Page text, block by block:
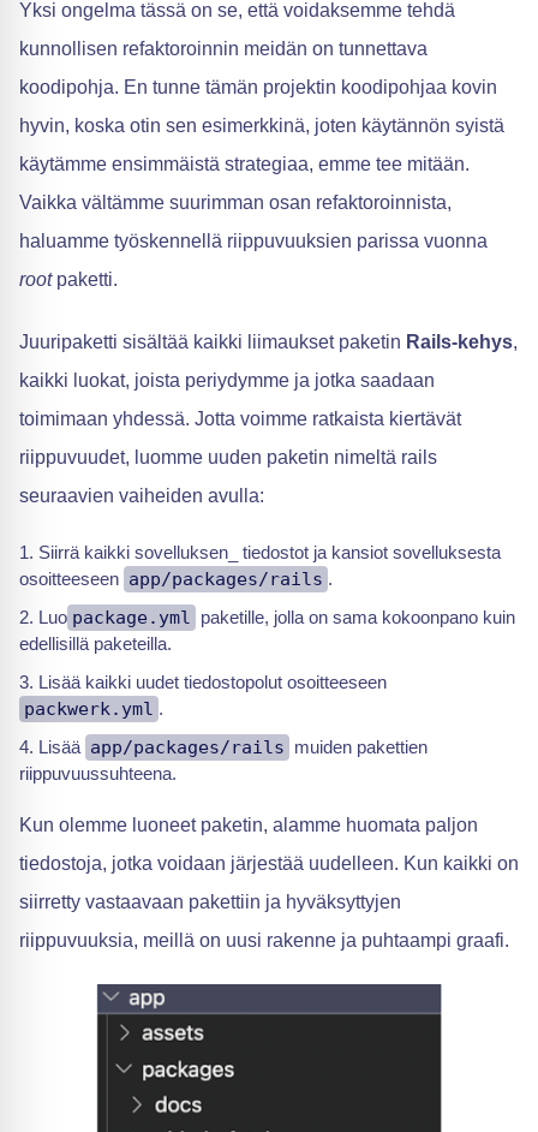
Yksi ongelma tässä on se, että voidaksemme tehdä
kunnollisen refaktoroinnin meidän on tunnettava
koodipohja. En tunne tämän projektin koodipohjaa kovin
hyvin, koska otin sen esimerkkinä, joten käytännön syistä
käytämme ensimmäistä strategiaa, emme tee mitään.
Vaikka vältämme suurimman osan refaktoroinnista,
haluamme työskennellä riippuvuuksien parissa vuonna
rootpaketti.
Juuripaketti sisältää kaikki liimaukset paketin Rails-kehys,
kaikki luokat, joista periydymme ja jotka saadaan
toimimaan yhdessä. Jotta voimme ratkaista kiertävät
riippuvuudet, luomme uuden paketin nimeltä rails
seuraavien vaiheiden avulla:
Siirrä kaikki sovelluksen_ tiedostot ja kansiot sovelluksesta
osoitteeseen app/packages/rails .
Luo package.yml paketille, jolla on sama kokoonpano kuin
edellisillä paketeilla.
Lisää kaikki uudet tiedostopolut osoitteeseen
packwerk.yml .
Lisää app/packages/rails muiden pakettien
riippuvuussuhteena.
Kun olemme luoneet paketin, alamme huomata paljon
tiedostoja, jotka voidaan järjestää uudelleen. Kun kaikki on
siirretty vastaavaan pakettiin ja hyväksyttyjen
riippuvuuksia, meillä on uusi rakenne ja puhtaampi graafi.